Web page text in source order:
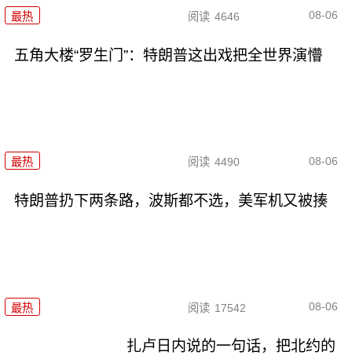
最热 阅读 4646 08-06
五角大楼“罗生门”：特朗普这出戏把全世界演懵
最热 阅读 4490 08-06
特朗普扔下两条路，波斯都不选，美军机又被揍
最热 阅读 17542 08-06
扎卢日内说的一句话，把北约的